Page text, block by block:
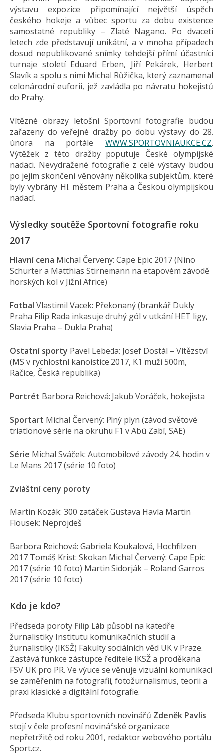
výstavu expozice připomínající největší úspěch
českého hokeje a vůbec sportu za dobu existence
samostatné republiky – Zlaté Nagano. Po dvaceti
letech zde představují unikátní, a v mnoha případech
dosud nepublikované snímky tehdejší přímí účastníci
turnaje století Eduard Erben, Jiří Pekárek, Herbert
Slavík a spolu s nimi Michal Růžička, který zaznamenal
celonárodní euforii, jež zavládla po návratu hokejistů
do Prahy.
Vítězné obrazy letošní Sportovní fotografie budou
zařazeny do veřejné dražby po dobu výstavy do 28.
února na portále WWW.SPORTOVNIAUKCE.CZ.
Výtěžek z této dražby poputuje České olympijské
nadaci. Nevydražené fotografie z celé výstavy budou
po jejím skončení věnovány několika subjektům, které
byly vybrány Hl. městem Praha a Českou olympijskou
nadací.
Výsledky soutěže Sportovní fotografie roku
2017
Hlavní cena Michal Červený: Cape Epic 2017 (Nino
Schurter a Matthias Stirnemann na etapovém závodě
horských kol v Jižní Africe)
Fotbal Vlastimil Vacek: Překonaný (brankář Dukly
Praha Filip Rada inkasuje druhý gól v utkání HET ligy,
Slavia Praha – Dukla Praha)
Ostatní sporty Pavel Lebeda: Josef Dostál – Vítězství
(MS v rychlostní kanoistice 2017, K1 muži 500m,
Račice, Česká republika)
Portrét Barbora Reichová: Jakub Voráček, hokejista
Sportart Michal Červený: Plný plyn (závod světové
triatlonové série na okruhu F1 v Abú Zabí, SAE)
Série Michal Sváček: Automobilové závody 24. hodin v
Le Mans 2017 (série 10 foto)
Zvláštní ceny poroty
Martin Kozák: 300 zatáček Gustava Havla Martin
Flousek: Neprojdeš
Barbora Reichová: Gabriela Koukalová, Hochfilzen
2017 Tomáš Krist: Skokan Michal Červený: Cape Epic
2017 (série 10 foto) Martin Sidorják – Roland Garros
2017 (série 10 foto)
Kdo je kdo?
Předseda poroty Filip Láb působí na katedře
žurnalistiky Institutu komunikačních studií a
žurnalistiky (IKSŽ) Fakulty sociálních věd UK v Praze.
Zastává funkce zástupce ředitele IKSŽ a proděkana
FSV UK pro PR. Ve výuce se věnuje vizuální komunikaci
se zaměřením na fotografii, fotožurnalismus, teorii a
praxi klasické a digitální fotografie.
Předseda Klubu sportovních novinářů Zdeněk Pavlis
stojí v čele profesní novinářské organizace
nepřetržitě od roku 2001, redaktor webového portálu
Sport.cz.